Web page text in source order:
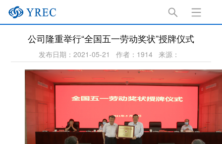
公司隆重举行“全国五一劳动奖状”授牌仪式
发布日期：2021-05-21 作者：1914 来源：